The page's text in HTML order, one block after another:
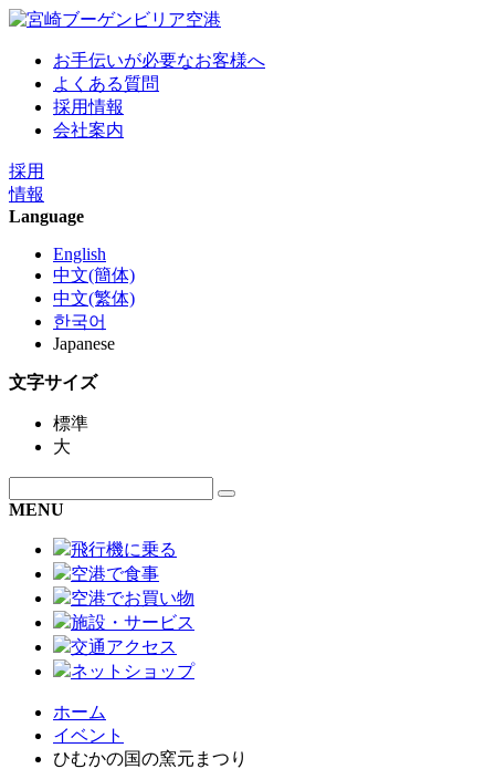
お手伝いが必要なお客様へ
よくある質問
採用情報
会社案内
採用
情報
Language
English
中文(簡体)
中文(繁体)
한국어
Japanese
文字サイズ
標準
大
MENU
飛行機に乗る
空港で食事
空港でお買い物
施設・サービス
交通アクセス
ネットショップ
ホーム
イベント
ひむかの国の窯元まつり